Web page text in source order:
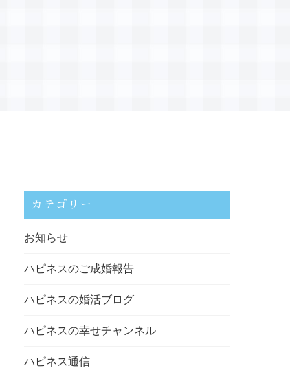
カテゴリー
お知らせ
ハピネスのご成婚報告
ハピネスの婚活ブログ
ハピネスの幸せチャンネル
ハピネス通信